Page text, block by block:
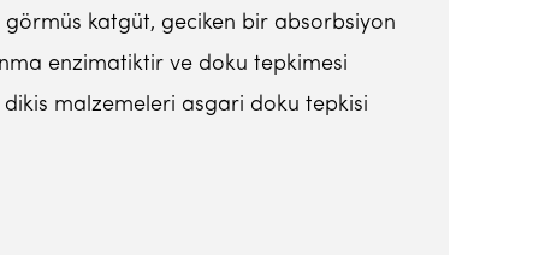
katgüt, geciken bir absorbsiyon
enzimatiktir ve doku tepkimesi
dikis malzemeleri asgari doku tepkisi